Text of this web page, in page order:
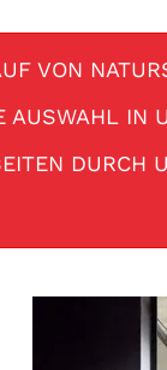
VON
AUSWAHL IN
DURCH